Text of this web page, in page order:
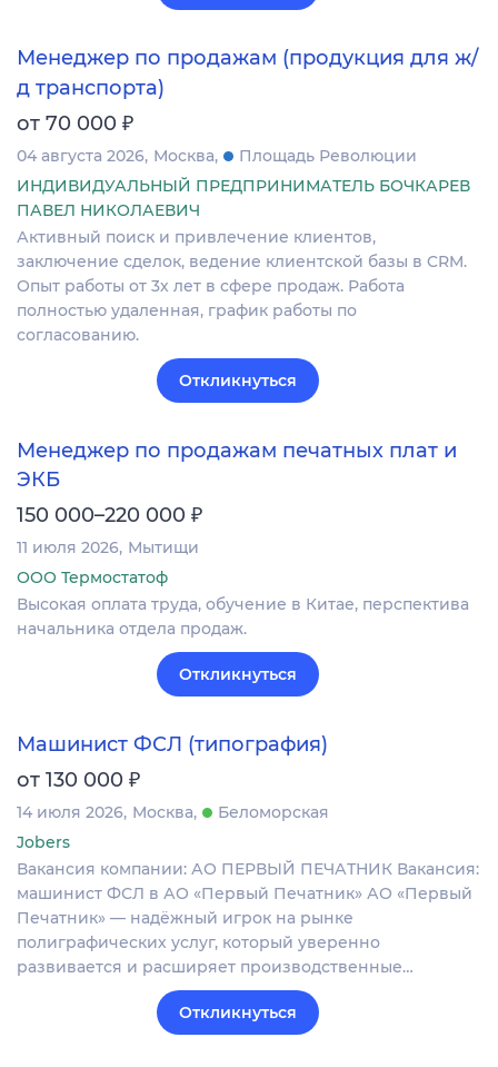
Менеджер по продажам (продукция для ж/
д транспорта)
от 70 000 ₽
04 августа 2026 Москва
Площадь Революции
ИНДИВИДУАЛЬНЫЙ ПРЕДПРИНИМАТЕЛЬ БОЧКАРЕВ
ПАВЕЛ НИКОЛАЕВИЧ
Активный поиск и привлечение клиентов,
заключение сделок, ведение клиентской базы в CRM.
Опыт работы от 3х лет в сфере продаж. Работа
полностью удаленная, график работы по
согласованию.
Откликнуться
Менеджер по продажам печатных плат и
ЭКБ
150 000–220 000 ₽
11 июля 2026 Мытищи
ООО Термостатоф
Высокая оплата труда, обучение в Китае, перспектива
начальника отдела продаж.
Откликнуться
Машинист ФСЛ (типография)
от 130 000 ₽
14 июля 2026 Москва
Беломорская
Jobers
Вакансия компании: АО ПЕРВЫЙ ПЕЧАТНИК Вакансия:
машинист ФСЛ в АО «Первый Печатник» АО «Первый
Печатник» — надёжный игрок на рынке
полиграфических услуг, который уверенно
развивается и расширяет производственные…
Откликнуться